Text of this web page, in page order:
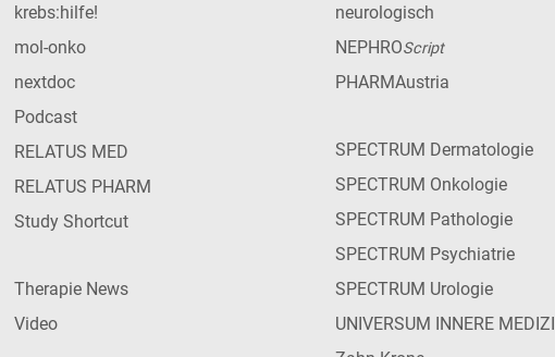
krebs:hilfe!
mol-onko
nextdoc
Podcast
RELATUS MED
RELATUS PHARM
Study Shortcut
Therapie News
Video
neurologisch
NEPHROScript
PHARMAustria
SPECTRUM Dermatologie
SPECTRUM Onkologie
SPECTRUM Pathologie
SPECTRUM Psychiatrie
SPECTRUM Urologie
UNIVERSUM INNERE